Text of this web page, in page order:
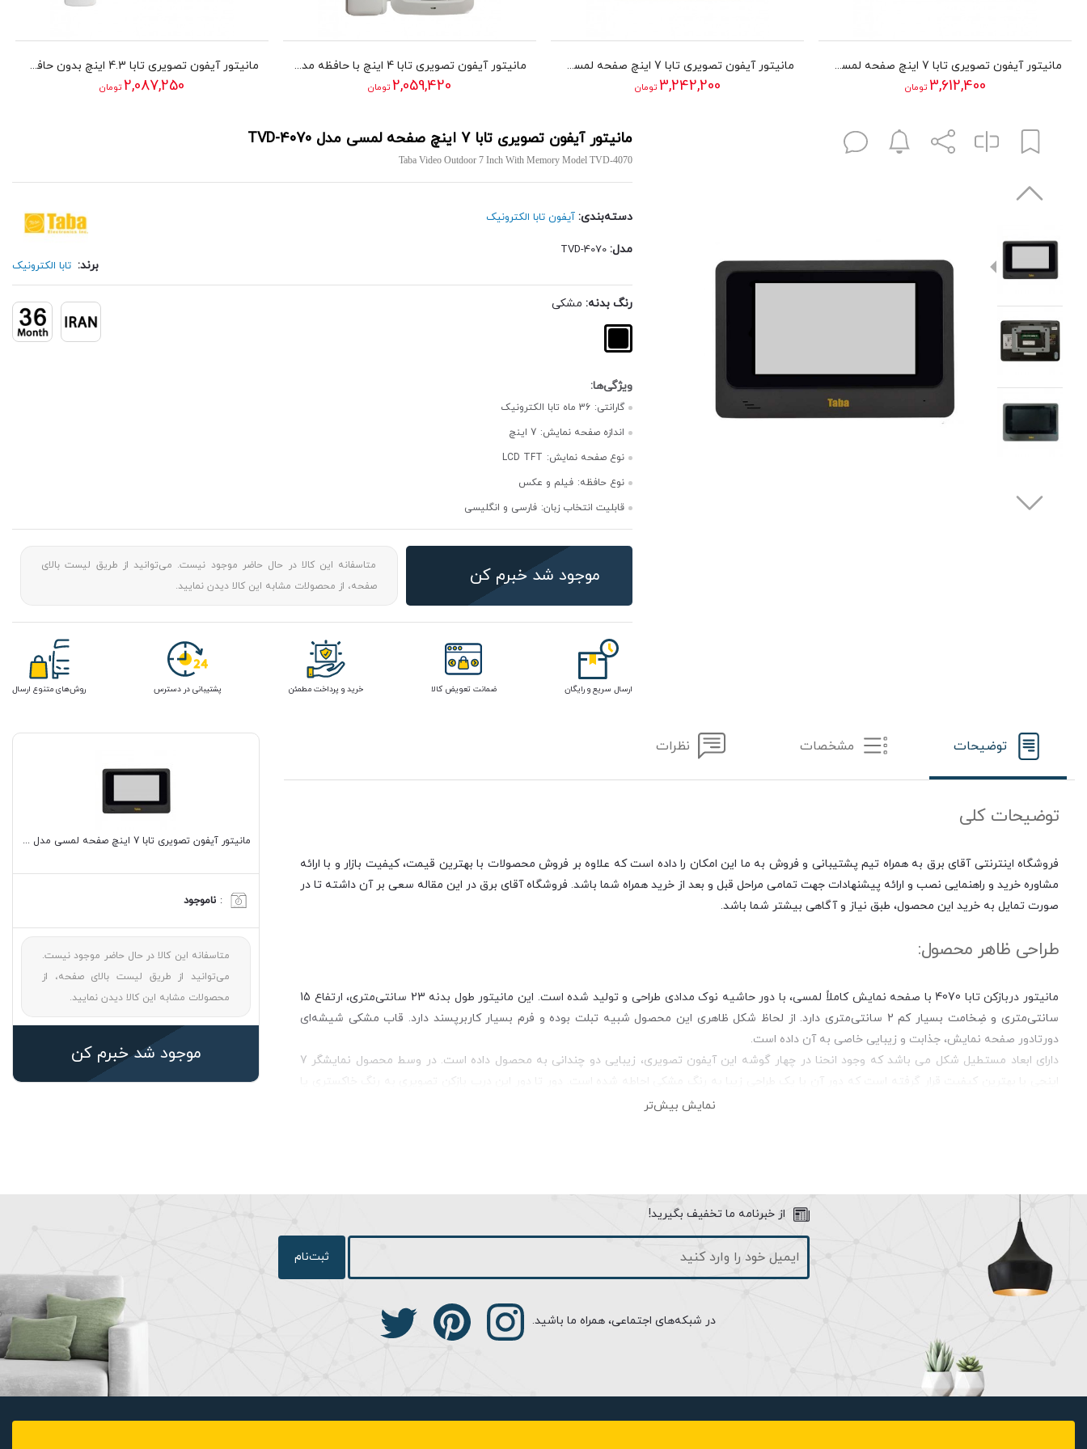
مانیتور آیفون تصویری تابا 7 اینچ صفحه لمسی مدل TVD-2070
3,612,400 تومان
مانیتور آیفون تصویری تابا 7 اینچ صفحه لمسی مدل TVD-1070i
3,242,200 تومان
مانیتور آیفون تصویری تابا 4 اینچ با حافظه مدل TVD-1090
2,059,420تومان
مانیتور آیفون تصویری تابا 4.3 اینچ بدون حافظه مدل TVD-5-43
2,087,250تومان
مانیتور آیفون تصویری تابا 7 اینچ صفحه لمسی مدل TVD-4070
Taba Video Outdoor 7 Inch With Memory Model TVD-4070
دسته‌بندی: آیفون تابا الکترونیک
مدل: TVD-4070
برند: تابا الکترونیک
رنگ بدنه: مشکی
گارانتی: 36 ماه تابا الکترونیک
اندازه صفحه نمایش: 7 اینچ
نوع صفحه نمایش: LCD TFT
نوع حافظه: فیلم و عکس
قابلیت انتخاب زبان: فارسی و انگلیسی
موجود شد خبرم کن
متاسفانه این کالا در حال حاضر موجود نیست. می‌توانید از طریق لیست بالای
صفحه، از محصولات مشابه این کالا دیدن نمایید.
ارسال سریع و رایگان ضمانت تعویض کالا خرید و پرداخت مطمئن پشتیبانی در دسترس روش‌های متنوع ارسال
توضیحات مشخصات نظرات
توضیحات کلی
فروشگاه اینترنتی آقای برق به همراه تیم پشتیبانی و فروش به ما این امکان را داده است که علاوه بر فروش محصولات با بهترین قیمت، کیفیت بازار و با ارائه
مشاوره خرید و راهنمایی نصب و ارائه پیشنهادات جهت تمامی مراحل قبل و بعد از خرید همراه شما باشد. فروشگاه آقای برق در این مقاله سعی بر آن داشته تا در
صورت تمایل به خرید این محصول، طبق نیاز و آگاهی بیشتر شما باشد.
طراحی ظاهر محصول:
مانیتور دربازکن تابا 4070 با صفحه نمایش کاملاً لمسی، با دور حاشیه نوک مدادی طراحی و تولید شده است. این مانیتور طول بدنه 23 سانتی‌متری، ارتفاع 15
سانتی‌متری و ضِخامت بسیار کم 2 سانتی‌متری دارد. از لحاظ شکل ظاهری این محصول شبیه تبلت بوده و فرم بسیار کاربرپسند دارد. قاب مشکی شیشه‌ای
دورتادور صفحه نمایش، جذابت و زیبایی خاصی به آن داده است.
دارای ابعاد مستطیل شکل می باشد که وجود انحنا در چهار گوشه این آیفون تصویری، زیبایی دو چندانی به محصول داده است. در وسط محصول نمایشگر 7
اینچی با بهترین کیفیت قرار گرفته است که دور آن با یک طراحی زیبا به رنگ مشکی احاطه شده است. دور تا دور این درب بازکن تصویری به رنگ خاکستری یا
نوک مدادی بوده که ترکیب آن با قاب مشکی دور صفحه نمایش، حس لوکس بودن محصول را برای شما تداعی می کند.
منبع تغذیه در محلی در پشت مانیتور و یا نزدیک مانیتور نصب گردد. وجود منبع تغذیه در بیرون مانیتور یک حُسن برای این محصول محسوب می‌شود. زیرا در
هر کالای الکتریکی که دارای بُرد تغذیه است بیشترین موارد خرابی در منبع تغذیه آن اتفاق می‌افتد. بنابراین قرار گرفتن منبع تغذیه در خارج مانیتور کار مصرف
کننده‌ را راحت‌تر کرده است. در مواقع خرابی برد تغذیه، نیازی به بازکردن پشت مانیتور نبوده و تنها با تعمیر یا تعویض منبع تغذیه خارجی، مشکل را به راحتی
می‌توان حل کرد. البته در نظر داشته باشید که بایستی مکانی در کنار یا پشت مانیتور برای نصب منبع تغذیه در نظر بگیرید.
نمایش بیش‌تر
مانیتور آیفون تصویری تابا 7 اینچ صفحه لمسی مدل TVD-4070
: ناموجود
متاسفانه این کالا در حال حاضر موجود نیست.
می‌توانید از طریق لیست بالای صفحه، از
محصولات مشابه این کالا دیدن نمایید.
موجود شد خبرم کن
از خبرنامه ما تخفیف بگیرید!
ثبت‌نام
در شبکه‌های اجتماعی، همراه ما باشید.